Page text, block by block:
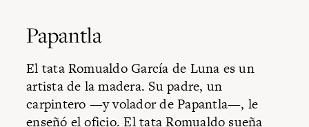
Papantla
El tata Romualdo García de Luna es un
artista de la madera. Su padre, un
carpintero —y volador de Papantla—, le
enseñó el oficio. El tata Romualdo sueña